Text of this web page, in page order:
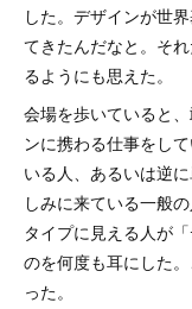
した。デザインが世
てきたんだなと。そ
るようにも思えた。
会場を歩いていると
ンに携わる仕事をし
いる人、あるいは逆
しみに来ている一般
タイプに見える人が
のを何度も耳にした
った。